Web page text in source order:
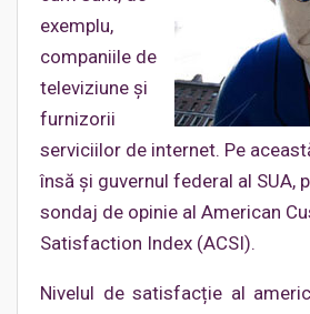
exemplu,
companiile de
televiziune şi
furnizorii
serviciilor de internet. Pe
însă și guvernul federal al SUA,
sondaj de opinie al American
Satisfaction Index (ACSI).
Nivelul de satisfacție al